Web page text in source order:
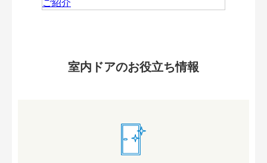
室内ドアのお役立ち情報